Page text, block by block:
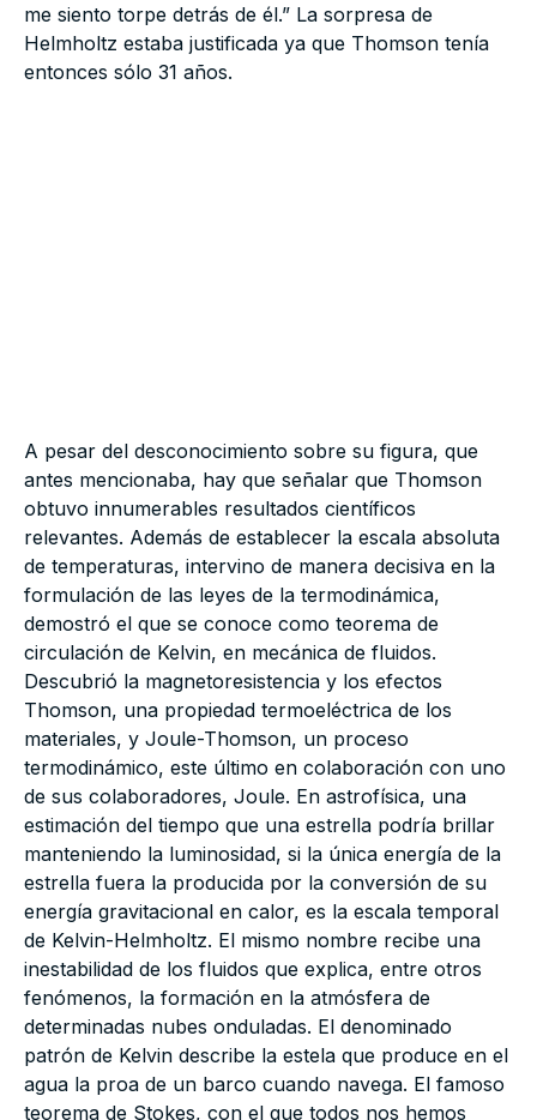
me siento torpe detrás de él.” La sorpresa de
Helmholtz estaba justificada ya que Thomson tenía
entonces sólo 31 años.
A pesar del desconocimiento sobre su figura, que
antes mencionaba, hay que señalar que Thomson
obtuvo innumerables resultados científicos
relevantes. Además de establecer la escala absoluta
de temperaturas, intervino de manera decisiva en la
formulación de las leyes de la termodinámica,
demostró el que se conoce como teorema de
circulación de Kelvin, en mecánica de fluidos.
Descubrió la magnetoresistencia y los efectos
Thomson, una propiedad termoeléctrica de los
materiales, y Joule-Thomson, un proceso
termodinámico, este último en colaboración con uno
de sus colaboradores, Joule. En astrofísica, una
estimación del tiempo que una estrella podría brillar
manteniendo la luminosidad, si la única energía de la
estrella fuera la producida por la conversión de su
energía gravitacional en calor, es la escala temporal
de Kelvin-Helmholtz. El mismo nombre recibe una
inestabilidad de los fluidos que explica, entre otros
fenómenos, la formación en la atmósfera de
determinadas nubes onduladas. El denominado
patrón de Kelvin describe la estela que produce en el
agua la proa de un barco cuando navega. El famoso
teorema de Stokes, con el que todos nos hemos